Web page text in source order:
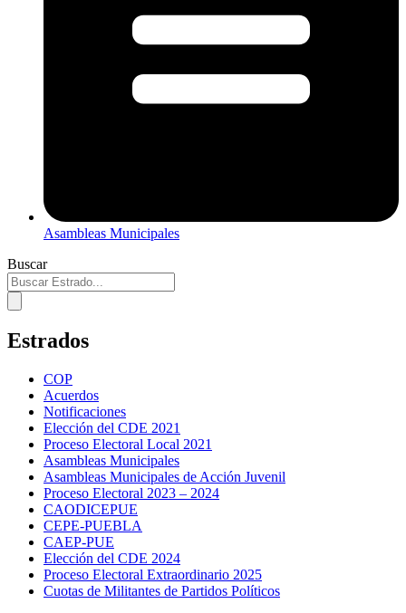
Asambleas Municipales
Buscar
Estrados
COP
Acuerdos
Notificaciones
Elección del CDE 2021
Proceso Electoral Local 2021
Asambleas Municipales
Asambleas Municipales de Acción Juvenil
Proceso Electoral 2023 – 2024
CAODICEPUE
CEPE-PUEBLA
CAEP-PUE
Elección del CDE 2024
Proceso Electoral Extraordinario 2025
Cuotas de Militantes de Partidos Políticos